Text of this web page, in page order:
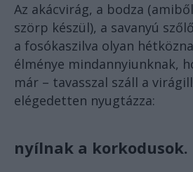
Az akácvirág, a bodza
szörp készül), a savanyú
a fosókaszilva olyan
élménye mindannyiunknak,
már – tavasszal száll a
elégedetten nyugtázza:
nyílnak a korkodusok.